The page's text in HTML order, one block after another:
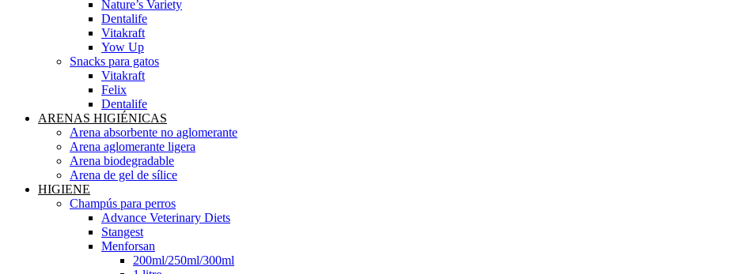
Nature’s Variety
Dentalife
Vitakraft
Yow Up
Snacks para gatos
Vitakraft
Felix
Dentalife
ARENAS HIGIÉNICAS
Arena absorbente no aglomerante
Arena aglomerante ligera
Arena biodegradable
Arena de gel de sílice
HIGIENE
Champús para perros
Advance Veterinary Diets
Stangest
Menforsan
200ml/250ml/300ml